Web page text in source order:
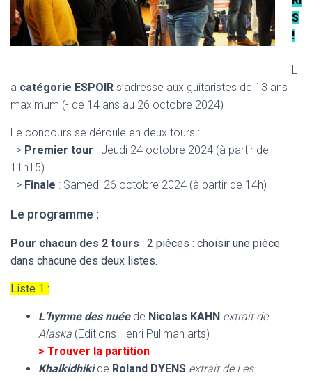
S
!
L
a catégorie ESPOIR s’adresse aux guitaristes de 13 ans
maximum (- de 14 ans au 26 octobre 2024)
Le concours se déroule en deux tours :
> Premier tour : Jeudi 24 octobre 2024 (à partir de
11h15)
> Finale : Samedi 26 octobre 2024 (à partir de 14h)
Le programme :
Pour chacun des 2 tours : 2 pièces : choisir une pièce
dans chacune des deux listes.
Liste 1 :
L’hymne des nuéede Nicolas KAHN extrait de
Alaska (Editions Henri Pullman arts)
> Trouver la partition
Khalkidhikide Roland DYENS extrait de Les